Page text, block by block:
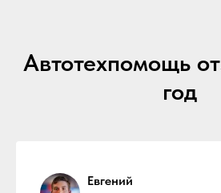
Автотехпомощь
год
Евгений